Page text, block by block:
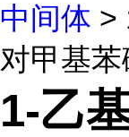
中间体 >
对甲基苯
1-乙